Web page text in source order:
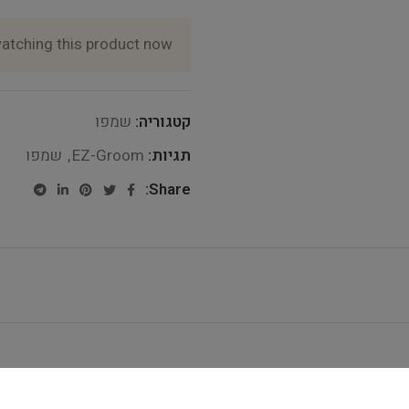
this product now!
קטגוריה: שמפו
תגיות: EZ-Groom
, שמפו
Share: